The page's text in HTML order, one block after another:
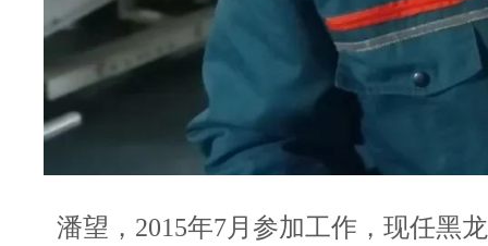
潘望，2015年7月参加工作，现任黑